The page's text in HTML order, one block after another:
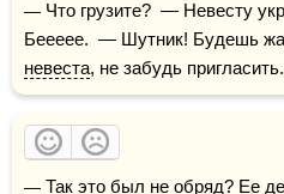
— Что грузите?  — Невесту украли, товарищ старшина.  —
невеста, не забудь пригласить.
— Так это был не обряд? Ее действительно украли.   —